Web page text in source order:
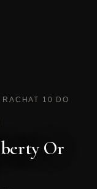
RACHAT 10
Or